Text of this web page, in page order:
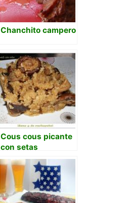
Chanchito campero
Cous cous picante
con setas